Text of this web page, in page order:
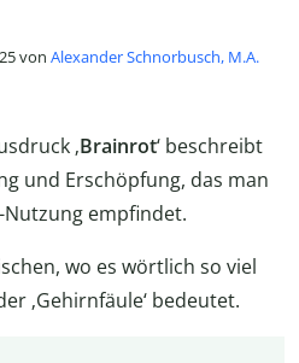
von Alexander Schnorbusch, M.A.
‚Brainrot‘ beschreibt
und Erschöpfung, das man
Nutzung empfindet.
wo es wörtlich so viel
‚Gehirnfäule‘ bedeutet.